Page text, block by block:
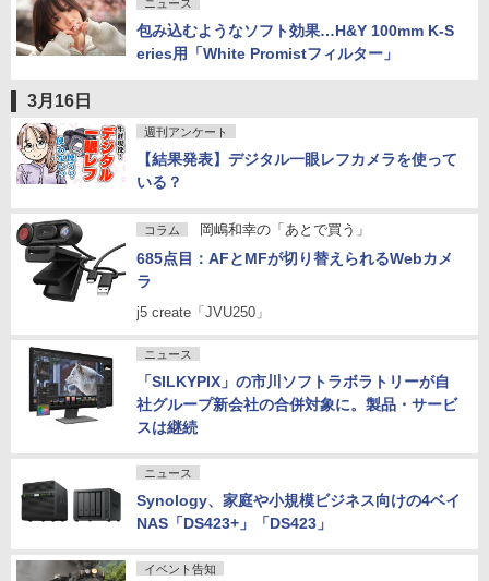
ニュース
包み込むようなソフト効果…H&Y 100mm K-S
eries用「White Promistフィルター」
3月16日
週刊アンケート
【結果発表】デジタル一眼レフカメラを使って
いる？
コラム 岡嶋和幸の「あとで買う」
685点目：AFとMFが切り替えられるWebカメ
ラ
j5 create「JVU250」
ニュース
「SILKYPIX」の市川ソフトラボラトリーが自
社グループ新会社の合併対象に。製品・サービ
スは継続
ニュース
Synology、家庭や小規模ビジネス向けの4ベイ
NAS「DS423+」「DS423」
イベント告知